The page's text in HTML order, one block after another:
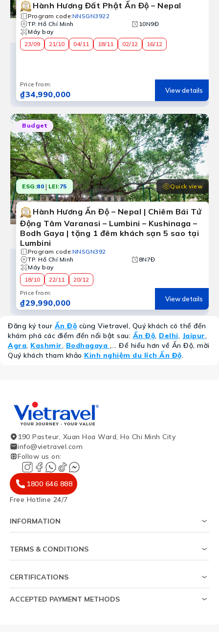
Hành Hương Đất Phật Ấn Độ – Nepal
Program code:NNSGN3922
TP. Hồ Chí Minh
10N9Đ
Máy bay
23/09
21/10 04/11 18/11 02/12 16/12
Price from:
₫34,990,000 View details
Budget
ESG:80 | LEI:75 Quick view
Hành Hương Ấn Độ – Nepal | Chiêm Bái Tứ
Động Tâm Varanasi – Lumbini – Kushinaga –
Bodh Gaya | tặng 1 đêm khách sạn 5 sao tại
Lumbini
Program code:NNSGN392
TP. Hồ Chí Minh
8N7Đ
Máy bay
18/10
22/11
20/12
Price from:
₫29,990,000 View details
Đăng ký tour Ấn Độ cùng Vietravel, Quý khách có thể đến
khám phá các điểm đến nổi bật sau: Ấn Độ, Delhi, Jaipur,
Agra, Kashmir, Bodhagaya ,... Để hiểu hơn về Ấn Độ, mời
Quý khách tham khảo Kinh nghiệm du lịch Ấn Độ.
190 Pasteur, Xuan Hoa Ward, Ho Chi Minh City
info@vietravel.com
Follow us on:
1800 646 888
Free Hotline 24/7
INFORMATION
Survey on visa success rate
Sitemap
Help
TERMS & CONDITIONS
Usage agreement
CERTIFICATIONS
ACCEPTED PAYMENT METHODS